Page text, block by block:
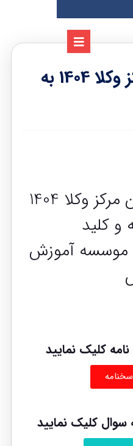
سوالات آزمون مرکز وکلا 1404 به
فایل سوالات آزمون مرکز وکلا 1404
و کلید
موسسه آموزش
کلیک نمایید
کلیک نمایید